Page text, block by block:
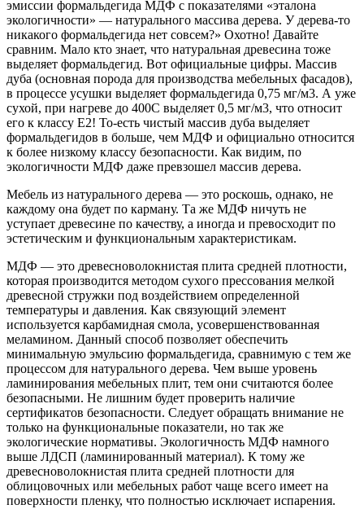
эмиссии формальдегида МДФ с показателями «эталона
экологичности» — натурального массива дерева. У дерева-то
никакого формальдегида нет совсем?» Охотно! Давайте
сравним. Мало кто знает, что натуральная древесина тоже
выделяет формальдегид. Вот официальные цифры. Массив
дуба (основная порода для производства мебельных фасадов),
в процессе усушки выделяет формальдегида 0,75 мг/м3. А уже
сухой, при нагреве до 400С выделяет 0,5 мг/м3, что относит
его к классу Е2! То-есть чистый массив дуба выделяет
формальдегидов в больше, чем МДФ и официально относится
к более низкому классу безопасности. Как видим, по
экологичности МДФ даже превзошел массив дерева.
Мебель из натурального дерева — это роскошь, однако, не
каждому она будет по карману. Та же МДФ ничуть не
уступает древесине по качеству, а иногда и превосходит по
эстетическим и функциональным характеристикам.
МДФ — это древесноволокнистая плита средней плотности,
которая производится методом сухого прессования мелкой
древесной стружки под воздействием определенной
температуры и давления. Как связующий элемент
используется карбамидная смола, усовершенствованная
меламином. Данный способ позволяет обеспечить
минимальную эмульсию формальдегида, сравнимую с тем же
процессом для натурального дерева. Чем выше уровень
ламинирования мебельных плит, тем они считаются более
безопасными. Не лишним будет проверить наличие
сертификатов безопасности. Следует обращать внимание не
только на функциональные показатели, но так же
экологические нормативы. Экологичность МДФ намного
выше ЛДСП (ламинированный материал). К тому же
древесноволокнистая плита средней плотности для
облицовочных или мебельных работ чаще всего имеет на
поверхности пленку, что полностью исключает испарения.